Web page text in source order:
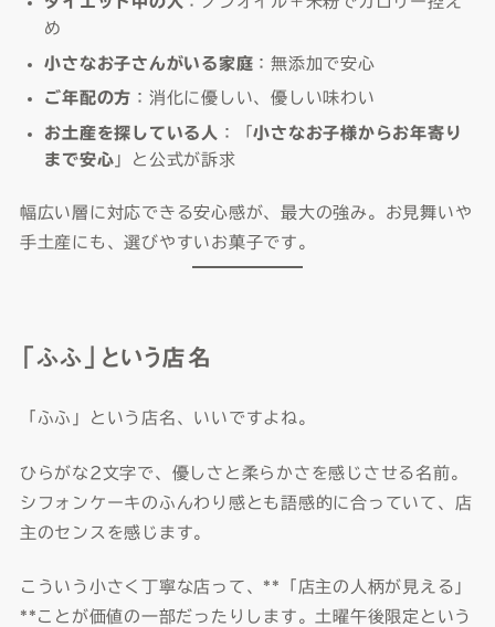
め
小さなお子さんがいる家庭 ：無添加で安心
ご年配の方 ：消化に優しい、優しい味わい
お土産を探している人 ：「小さなお子様からお年寄り
まで安心 」と公式が訴求
幅広い層に対応できる安心感が、最大の強み。お見舞いや
手土産にも、選びやすいお菓子です。
「ふふ」という店名
「ふふ」という店名、いいですよね。
ひらがな2文字で、優しさと柔らかさを感じさせる名前。
シフォンケーキのふんわり感とも語感的に合っていて、店
主のセンスを感じます。
こういう小さく丁寧な店って、**「店主の人柄が見える」
**ことが価値の一部だったりします。土曜午後限定という